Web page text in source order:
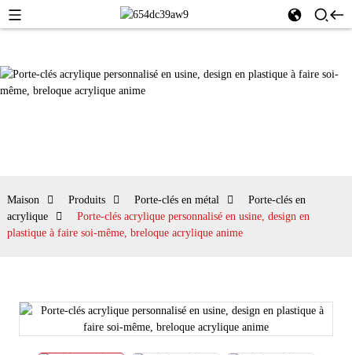
Maison Produits Porte-clés en métal
Porte-clés en
acrylique
Porte-clés acrylique personnalisé en usine, design en
plastique à faire soi-même, breloque acrylique anime